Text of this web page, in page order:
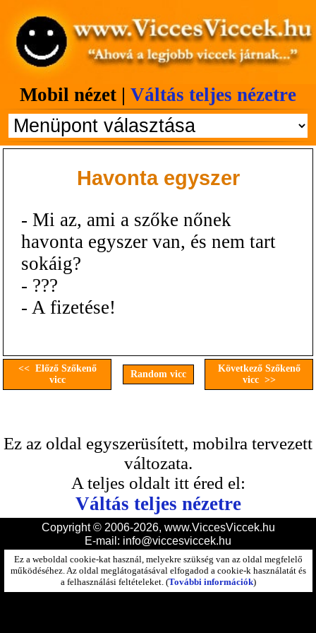
Mobil nézet | Váltás teljes nézetre
Havonta egyszer
- Mi az, ami a szőke nőnek
havonta egyszer van, és nem tart
sokáig?
- ???
- A fizetése!
<< Előző Szőkenő
vicc
Random vicc
Következő Szőkenő
vicc >>
Ez az oldal egyszerüsített, mobilra tervezett
változata.
A teljes oldalt itt éred el:
Váltás teljes nézetre
Copyright © 2006-2026, www.ViccesViccek.hu
E-mail: info@viccesviccek.hu
Ez a weboldal cookie-kat használ, melyekre szükség van az oldal megfelelő
működéséhez. Az oldal meglátogatásával elfogadod a cookie-k használatát és
a felhasználási feltételeket. (További információk)